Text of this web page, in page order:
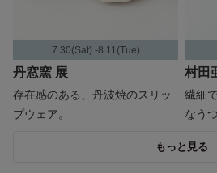
7.30(Sat) -8.11(Tue)
丹窓窯 展
存在感のある、丹波焼のスリッ
プウェア。
村田
繊細
なう
もっと見る